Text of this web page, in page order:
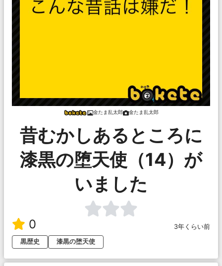
金たま乱太郎 金たま乱太郎
昔むかしあるところに
漆黒の堕天使（14）が
いました
0
3年くらい前
黒歴史
漆黒の堕天使